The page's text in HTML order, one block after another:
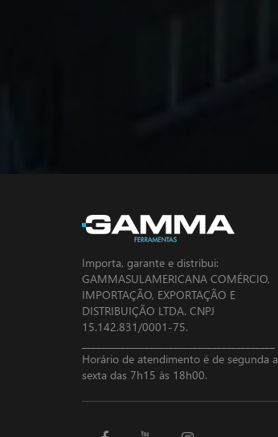
Importa, garante e distribui:
GAMMASULAMERICANA COMÉRCIO,
IMPORTAÇÃO, EXPORTAÇÃO E
DISTRIBUIÇÃO LTDA. CNPJ
15.142.831/0001-75.
Horário de atendimento é de segunda a
sexta das 7h15 às 18h00.